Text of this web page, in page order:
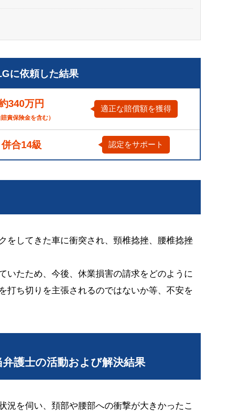
に依頼した結果
340万円
賠責保険金を含む）
適正な賠償額を獲得
併合14級 認定をサポート
をしてきた車に衝突され、頸椎捻挫、腰椎捻挫
いたため、今後、休業損害の請求をどのように
打ち切りを主張されるのではないか等、不安を
護士の活動および解決結果
況を伺い、頚部や腰部への衝撃が大きかったこ